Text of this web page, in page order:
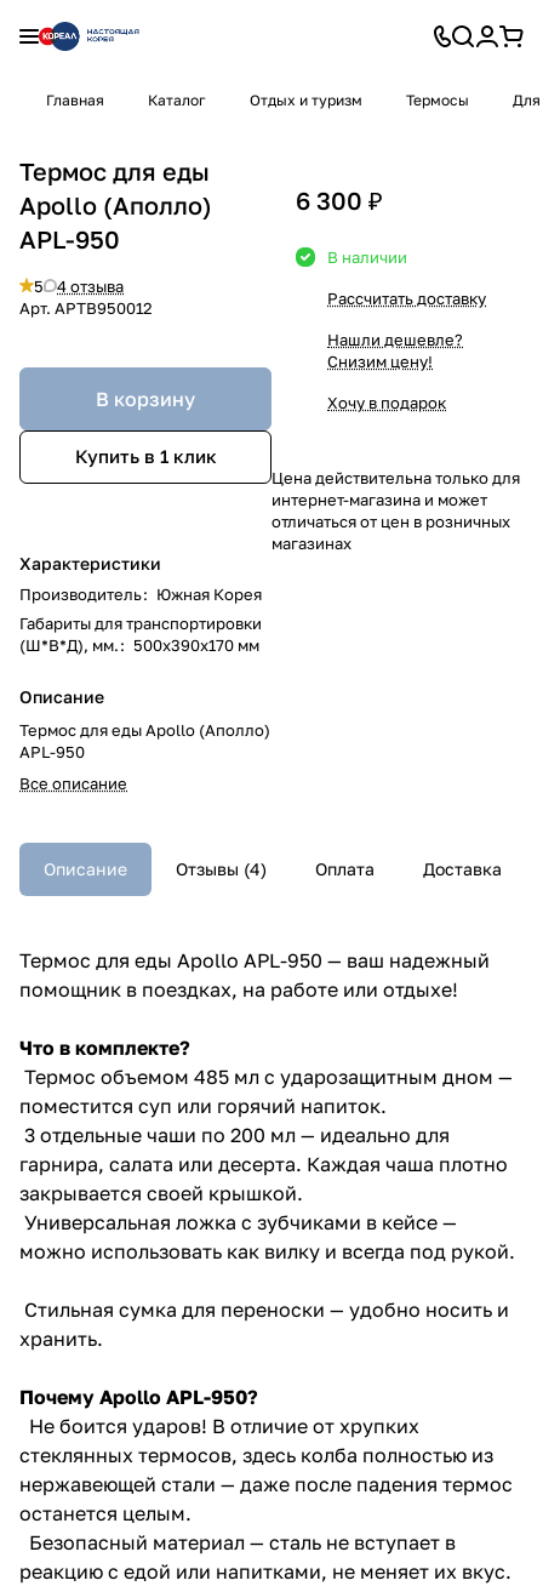
Главная Каталог Отдых и туризм Термосы
Термос для еды
Apollo (Аполло)
APL-950
5
4 отзыва
Арт. APTB950012
В корзину
Купить в 1 клик
Характеристики
Производитель: Южная Корея
Габариты для транспортировки
(Ш*В*Д), мм.: 500х390х170 мм
Описание
Термос для еды Apollo (Аполло)
APL-950
Все описание
6 300 ₽
В наличии
Рассчитать доставку
Нашли дешевле?
Снизим цену!
Хочу в подарок
Цена действительна только для
интернет-магазина и может
отличаться от цен в розничных
магазинах
Описание Отзывы (4) Оплата Доставка
Термос для еды Apollo APL-950 — ваш надежный
помощник в поездках, на работе или отдыхе!
Что в комплекте?
Термос объемом 485 мл с ударозащитным дном —
поместится суп или горячий напиток.
3 отдельные чаши по 200 мл — идеально для
гарнира, салата или десерта. Каждая чаша плотно
закрывается своей крышкой.
Универсальная ложка с зубчиками в кейсе —
можно использовать как вилку и всегда под рукой.
Стильная сумка для переноски — удобно носить и
хранить.
Почему Apollo APL-950?
Не боится ударов! В отличие от хрупких
стеклянных термосов, здесь колба полностью из
нержавеющей стали — даже после падения термос
останется целым.
Безопасный материал — сталь не вступает в
реакцию с едой или напитками, не меняет их вкус.